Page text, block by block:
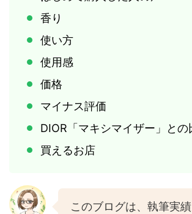
香り
使い方
使用感
価格
マイナス評価
DIOR「マキシマイザー」との
買えるお店
このブログは、執筆実